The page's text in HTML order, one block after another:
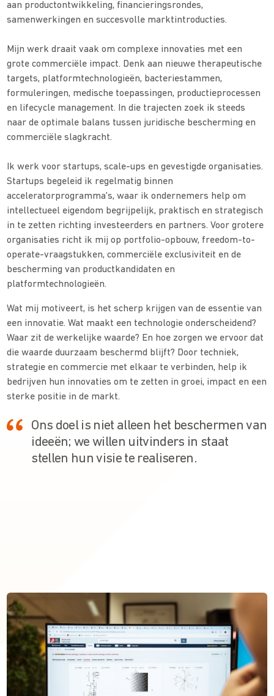
aan productontwikkeling, financieringsrondes,
samenwerkingen en succesvolle marktintroducties.
Mijn werk draait vaak om complexe innovaties met een
grote commerciële impact. Denk aan nieuwe therapeutische
targets, platformtechnologieën, bacteriestammen,
formuleringen, medische toepassingen, productieprocessen
en lifecycle management. In die trajecten zoek ik steeds
naar de optimale balans tussen juridische bescherming en
commerciële slagkracht.
Ik werk voor startups, scale-ups en gevestigde organisaties.
Startups begeleid ik regelmatig binnen
acceleratorprogramma's, waar ik ondernemers help om
intellectueel eigendom begrijpelijk, praktisch en strategisch
in te zetten richting investeerders en partners. Voor grotere
organisaties richt ik mij op portfolio-opbouw, freedom-to-
operate-vraagstukken, commerciële exclusiviteit en de
bescherming van productkandidaten en
platformtechnologieën.
Wat mij motiveert, is het scherp krijgen van de essentie van
een innovatie. Wat maakt een technologie onderscheidend?
Waar zit de werkelijke waarde? En hoe zorgen we ervoor dat
die waarde duurzaam beschermd blijft? Door techniek,
strategie en commercie met elkaar te verbinden, help ik
bedrijven hun innovaties om te zetten in groei, impact en een
sterke positie in de markt.
Ons doel is niet alleen het beschermen van
ideeën; we willen uitvinders in staat
stellen hun visie te realiseren.